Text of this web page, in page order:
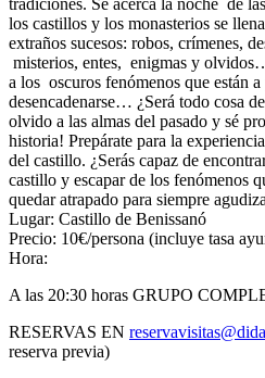
tradiciones. Se acerca la noche de
los castillos y los monasterios se
extraños sucesos: robos, crímenes,
misterios, entes, enigmas y
a los oscuros fenómenos que están
desencadenarse… ¿Será todo cosa
olvido a las almas del pasado y sé
historia! Prepárate para la
del castillo. ¿Serás capaz de
castillo y escapar de los fenómenos
quedar atrapado para siempre
Lugar: Castillo de Benissanó
Precio: 10€/persona (incluye tasa
Hora:
A las 20:30 horas GRUPO
RESERVAS EN
reserva previa)